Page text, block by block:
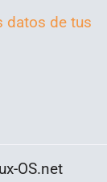
datos de tus
OS.net